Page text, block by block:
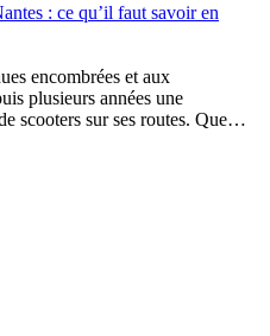
: ce qu’il faut savoir en
encombrées et aux
plusieurs années une
scooters sur ses routes. Que…